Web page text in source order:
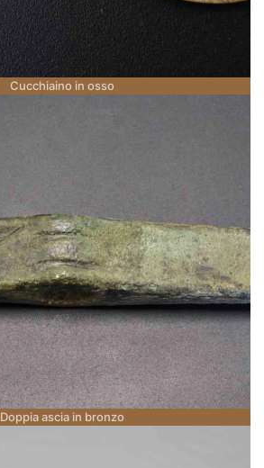
Cucchiaino in osso
Doppia ascia in bronzo